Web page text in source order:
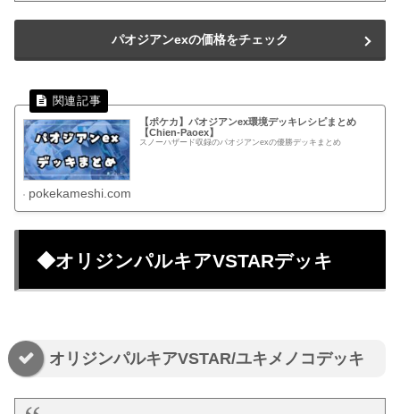
パオジアンexの価格をチェック
【ポケカ】パオジアンex環境デッキレシピまとめ
【Chien-Paoex】
スノーハザード収録のパオジアンexの優勝デッキまとめ
pokekameshi.com
◆オリジンパルキアVSTARデッキ
オリジンパルキアVSTAR/ユキメノコデッキ